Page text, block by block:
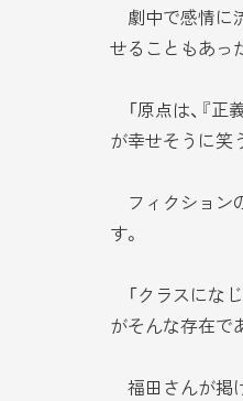
劇中で感情に
せることもあっ
「原点は、『
が幸せそうに笑
フィクション
す。
「クラスにな
がそんな存在で
福田さんが掲